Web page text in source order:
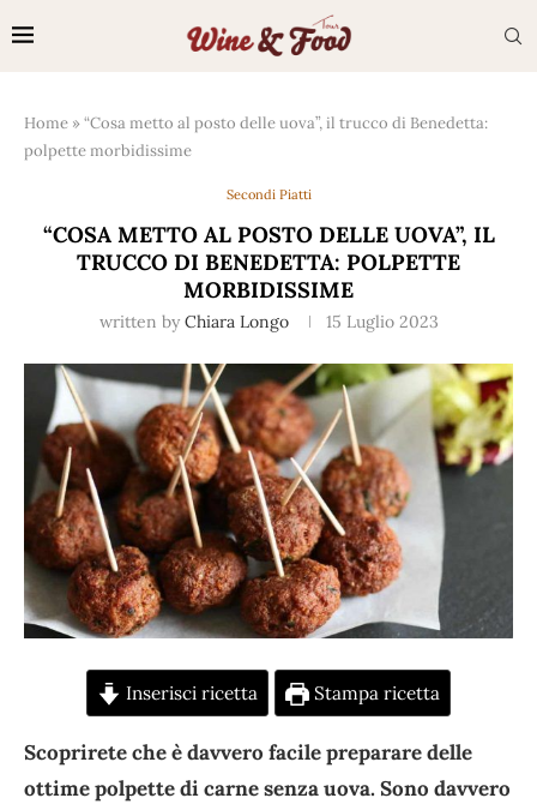
Home »“Cosa metto al posto delle uova”, il trucco di Benedetta:
polpette morbidissime
Secondi Piatti
“COSA METTO AL POSTO DELLE UOVA”, IL
TRUCCO DI BENEDETTA: POLPETTE
MORBIDISSIME
written by Chiara Longo 15 Luglio 2023
Inserisci ricetta Stampa ricetta
Scoprirete che è davvero facile preparare delle
ottime polpette di carne senza uova. Sono davvero